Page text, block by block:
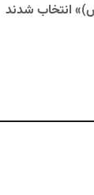
انتخاب شدند